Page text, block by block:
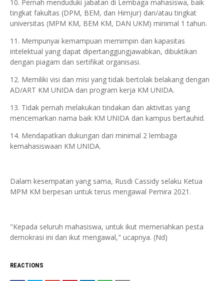
10. Pernah menduduki jabatan di Lembaga mahasiswa, baik
tingkat fakultas (DPM, BEM, dan Himjur) dan/atau tingkat
universitas (MPM KM, BEM KM, DAN UKM) minimal 1 tahun.
11. Mempunyai kemampuan memimpin dan kapasitas
intelektual yang dapat dipertanggungjawabkan, dibuktikan
dengan piagam dan sertifikat organisasi.
12. Memiliki visi dan misi yang tidak bertolak belakang dengan
AD/ART KM UNIDA dan program kerja KM UNIDA.
13. Tidak pernah melakukan tindakan dan aktivitas yang
mencemarkan nama baik KM UNIDA dan kampus bertauhid.
14. Mendapatkan dukungan dari minimal 2 lembaga
kemahasiswaan KM UNIDA.
Dalam kesempatan yang sama, Rusdi Cassidy selaku Ketua
MPM KM berpesan untuk terus mengawal Pemira 2021.
"Kepada seluruh mahasiswa, untuk ikut memeriahkan pesta
demokrasi ini dan ikut mengawal," ucapnya. (Nd)
REACTIONS